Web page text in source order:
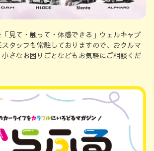
「見て・触って・体感できる」ウェルキャブ
タッフも常駐しておりますので、おクルマ
さなお困りごとなどもお気軽にご相談くだ